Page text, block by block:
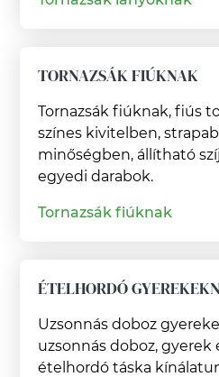
TORNAZSÁK FIÚKNAK
Tornazsák fiúknak, fiús
színes kivitelben,
minőségben, állítható
egyedi darabok.
Tornazsák fiúknak
ÉTELHORDÓ
Uzsonnás doboz
uzsonnás doboz, gyerek
ételhordó táska